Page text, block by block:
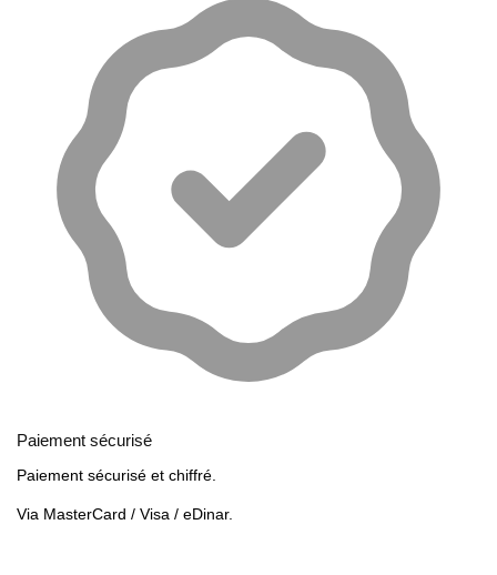
Paiement sécurisé
Paiement sécurisé et chiffré.
Via MasterCard / Visa / eDinar.